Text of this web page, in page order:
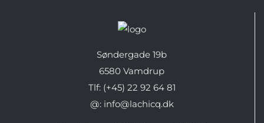
Søndergade 19b
6580 Vamdrup
Tlf: (+45) 22 92 64 81
@: info@lachicq.dk